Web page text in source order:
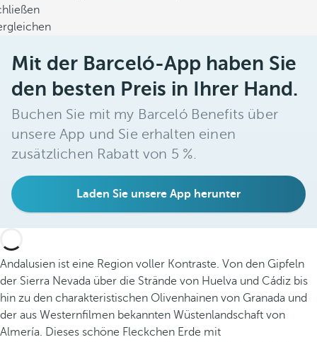
Mit der Barceló-App haben Sie
den besten Preis in Ihrer Hand.
Buchen Sie mit my Barceló Benefits über
unsere App und Sie erhalten einen
zusätzlichen Rabatt von 5 %.
Laden Sie unsere App herunter
Andalusien ist eine Region voller Kontraste. Von den Gipfeln
der Sierra Nevada über die Strände von Huelva und Cádiz bis
hin zu den charakteristischen Olivenhainen von Granada und
der aus Westernfilmen bekannten Wüstenlandschaft von
Almería. Dieses schöne Fleckchen Erde mit